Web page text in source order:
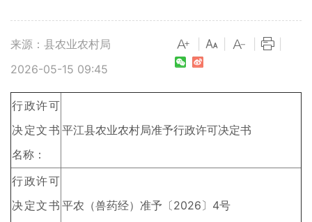
来源：县农业农村局
2026-05-15 09:45
行政许可
决定文书
名称：
平江县农业农村局准予行政许可决定书
行政许可
决定文书 平农（兽药经）准予〔2026〕4号